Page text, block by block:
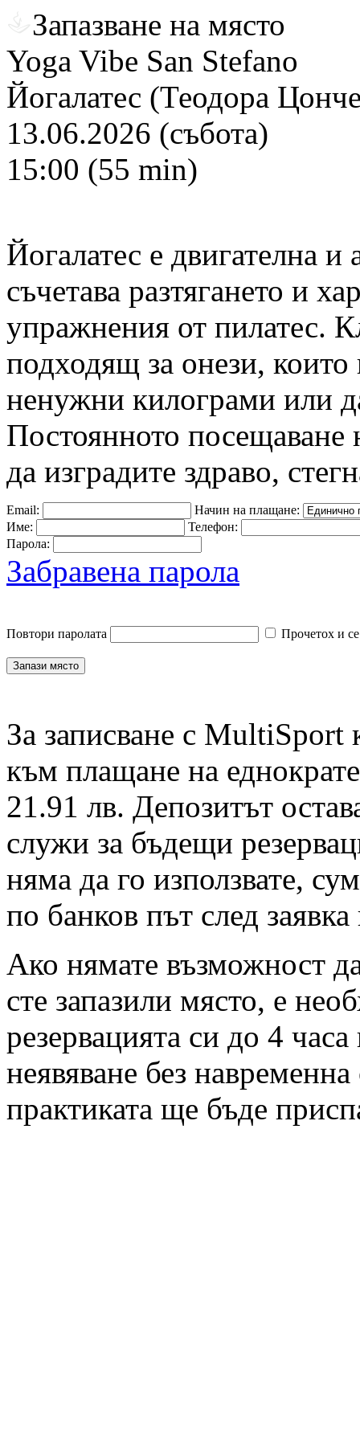
Запазване на място
Yoga Vibe San Stefano
Йогалатес (Теодора
13.06.2026 (събота)
15:00 (55 min)
Йогалатес е двигателна и
съчетава разтягането и
упражнения от пилатес.
подходящ за онези, които
ненужни килограми или
Постоянното посещаване
да изградите здраво,
Email:
Начин на плащане:
Име:
Телефон:
Парола:
Забравена парола
Повтори паролата Прочетох и
За записване с MultiSport
към плащане на
21.91 лв. Депозитът
служи за бъдещи
няма да го използвате,
по банков път след
Ако нямате възможност
сте запазили място, е
резервацията си до 4
неявяване без
практиката ще бъде